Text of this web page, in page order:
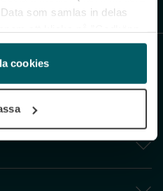
som samlas in delas
samtliga cookies medan du
användningen av
samtycke när som helst.
cookies